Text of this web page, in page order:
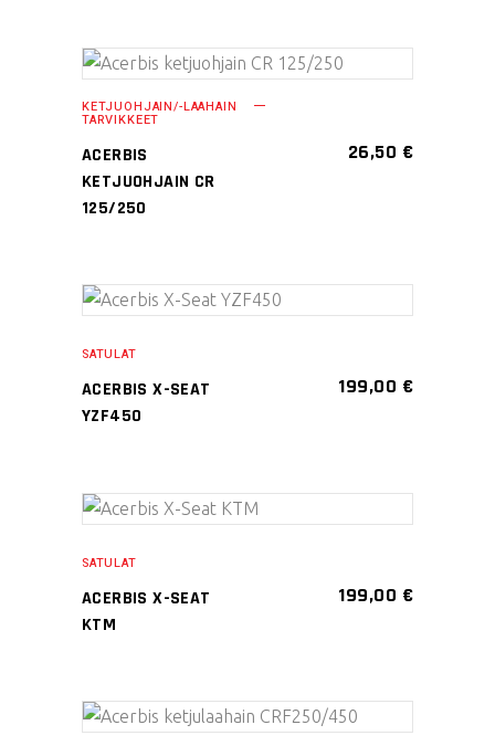
LISÄÄ OSTOSKORIIN
KETJUOHJAIN/-LAAHAIN
TARVIKKEET
ACERBIS
KETJUOHJAIN CR
125/250
26,50 €
Tällä
on
tehdä
valinnat
sivulla.
SATULAT
ACERBIS X-SEAT
YZF450
199,00 €
Tällä
on
tehdä
valinnat
SATULAT
ACERBIS X-SEAT
KTM
199,00 €
Tällä